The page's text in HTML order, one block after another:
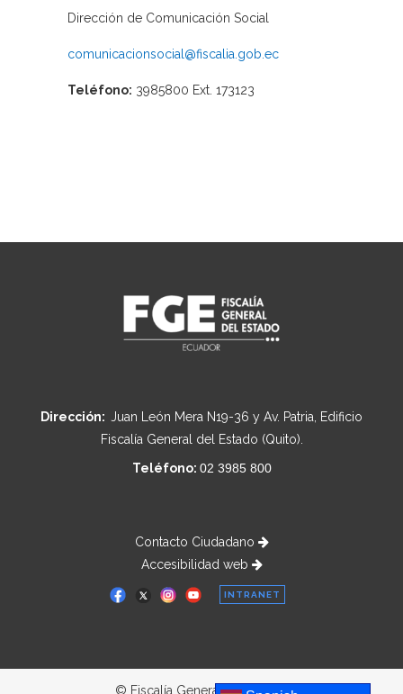
Dirección de Comunicación Social
comunicacionsocial@fiscalia.gob.ec
Teléfono: 3985800 Ext. 173123
Dirección: Juan León Mera N19-36 y Av. Patria, Edificio
Fiscalía General del Estado (Quito).
Teléfono: 02 3985 800
Contacto Ciudadano
Accesibilidad web
INTRANET
© Fiscalía General del Estado